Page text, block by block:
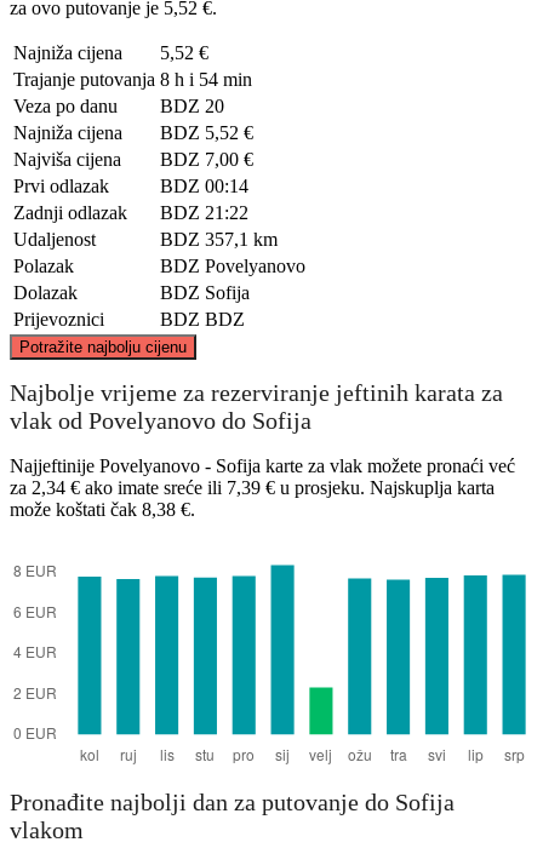
za ovo putovanje je 5,52 €.
Najniža cijena
5,52 €
Trajanje putovanja 8 h i 54 min
Veza po danu
BDZ 20
Najniža cijena
BDZ 5,52 €
Najviša cijena
BDZ 7,00 €
Prvi odlazak
BDZ 00:14
Zadnji odlazak
BDZ 21:22
Udaljenost
BDZ 357,1 km
Polazak
BDZ Povelyanovo
Dolazak
BDZ Sofija
Prijevoznici
BDZ BDZ
Potražite najbolju cijenu
Povelyanovo
Najbolje vrijeme za rezerviranje jeftinih karata za
vlak od Povelyanovo do Sofija
Najjeftinije Povelyanovo - Sofija karte za vlak možete pronaći već
za 2,34 € ako imate sreće ili 7,39 € u prosjeku. Najskuplja karta
može koštati čak 8,38 €.
Pronađite najbolji dan za putovanje do Sofija
vlakom